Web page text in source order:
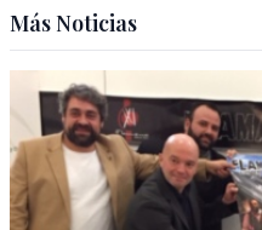
Más Noticias